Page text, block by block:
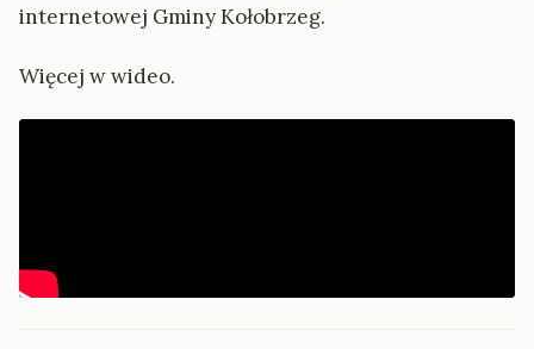
internetowej Gminy Kołobrzeg.
Więcej w wideo.